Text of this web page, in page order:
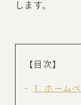
します。
【目次】
1 ホーム